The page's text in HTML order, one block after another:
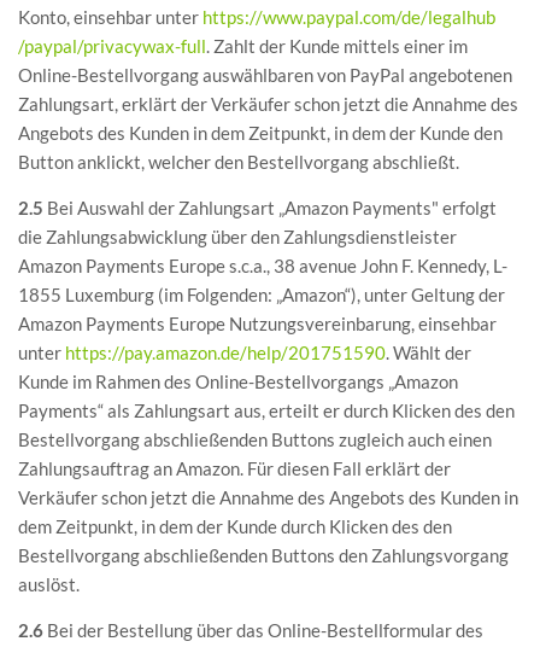
Konto, einsehbar unter https://www.paypal.com/de/legalhub
/paypal/privacywax-full. Zahlt der Kunde mittels einer im
Online-Bestellvorgang auswählbaren von PayPal angebotenen
Zahlungsart, erklärt der Verkäufer schon jetzt die Annahme des
Angebots des Kunden in dem Zeitpunkt, in dem der Kunde den
Button anklickt, welcher den Bestellvorgang abschließt.
2.5 Bei Auswahl der Zahlungsart „Amazon Payments" erfolgt
die Zahlungsabwicklung über den Zahlungsdienstleister
Amazon Payments Europe s.c.a., 38 avenue John F. Kennedy, L-
1855 Luxemburg (im Folgenden: „Amazon“), unter Geltung der
Amazon Payments Europe Nutzungsvereinbarung, einsehbar
unter https://pay.amazon.de/help/201751590. Wählt der
Kunde im Rahmen des Online-Bestellvorgangs „Amazon
Payments“ als Zahlungsart aus, erteilt er durch Klicken des den
Bestellvorgang abschließenden Buttons zugleich auch einen
Zahlungsauftrag an Amazon. Für diesen Fall erklärt der
Verkäufer schon jetzt die Annahme des Angebots des Kunden in
dem Zeitpunkt, in dem der Kunde durch Klicken des den
Bestellvorgang abschließenden Buttons den Zahlungsvorgang
auslöst.
2.6 Bei der Bestellung über das Online-Bestellformular des